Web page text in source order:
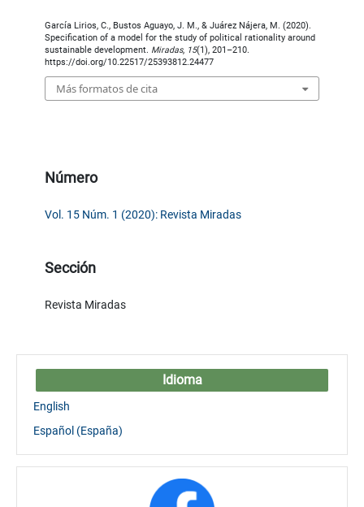
García Lirios, C., Bustos Aguayo, J. M., & Juárez Nájera, M. (2020).
Specification of a model for the study of political rationality around
sustainable development. Miradas, 15(1), 201–210.
https://doi.org/10.22517/25393812.24477
Más formatos de cita
Número
Vol. 15 Núm. 1 (2020): Revista Miradas
Sección
Revista Miradas
Idioma
English
Español (España)